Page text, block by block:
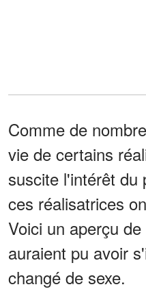
Comme de
vie de certains
suscite l'intérêt du
ces réalisatrices
Voici un aperçu
auraient pu avoir
changé de sexe.